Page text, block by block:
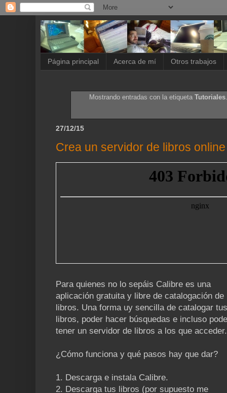
Página principal Acerca de mí Otros trabajos
Mostrando entradas con la etiquetaTutoriales
27/12/15
Crea un servidor de libros
Para quienes no lo sepáis Calibre es una
aplicación gratuita y libre de catalogación de
libros. Una forma uy sencilla de catalogar tus
libros, poder hacer búsquedas e incluso
tener un servidor de libros a los que acceder.
¿Cómo funciona y qué pasos hay que dar?
1. Descarga e instala Calibre.
2. Descarga tus libros (por supuesto me